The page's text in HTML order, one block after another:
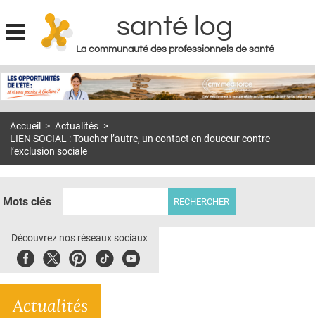
Jump to navigation
santé log
La communauté des professionnels de santé
MON COMPTE
S'ABONNER À LA REVUE SOIN À DOMICILE
E-REVUE SAD
THÉMA
Accueil > Actualités >
LIEN SOCIAL : Toucher l’autre, un contact en douceur contre
l’exclusion sociale
Mots clés
Découvrez nos réseaux sociaux
FacebookTwitterPinterest
TiktokYoubute
Actualités